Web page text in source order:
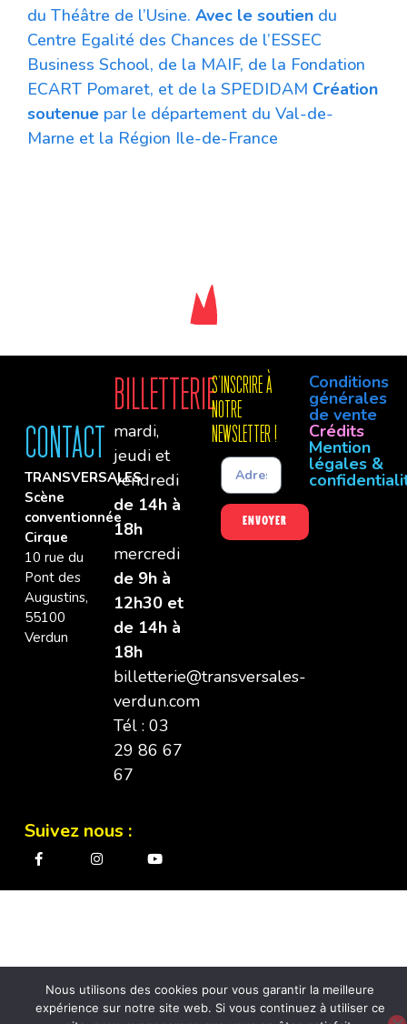
du Théâtre de l’Usine. Avec le soutien du
Centre Egalité des Chances de l’ESSEC
Business School, de la MAIF, de la Fondation
ECART Pomaret, et de la SPEDIDAM Création
soutenue par le département du Val-de-
Marne et la Région Ile-de-France
Contact
TRANSVERSALES
Scène
conventionnée
Cirque
10 rue du
Pont des
Augustins,
55100
Verdun
Billetterie
mardi,
jeudi et
vendredi
de 14h à
18h
mercredi
de 9h à
12h30 et
de 14h à
18h
billetterie@transversales-
verdun.com
Tél : 03
29 86 67
67
S'INSCRIre à
notre
newsletter !
Envoyer
Conditions
générales
de vente
Crédits
Mention
légales &
Suivez nous :
Nous utilisons des cookies pour vous garantir la meilleure
expérience sur notre site web. Si vous continuez à utiliser ce